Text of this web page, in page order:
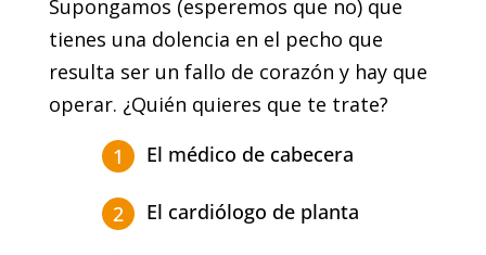
Supongamos (esperemos que no) que
tienes una dolencia en el pecho que
resulta ser un fallo de corazón y hay que
operar. ¿Quién quieres que te trate?
El médico de cabecera
El cardiólogo de planta